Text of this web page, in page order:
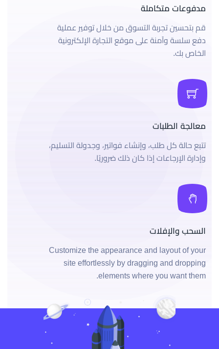
مدفوعات متكاملة
قم بتحسين تجربة التسوق من خلال توفير عملية
دفع سلسة وآمنة على موقع التجارة الإلكترونية
الخاص بك.
معالجة الطلبات
تتبع حالة كل طلب، وإنشاء فواتير، وجدولة التسليم،
وإدارة الإرجاعات إذا كان ذلك ضروريًا.
السحب والإفلات
Customize the appearance and layout of your
site effortlessly by dragging and dropping
elements where you want them.